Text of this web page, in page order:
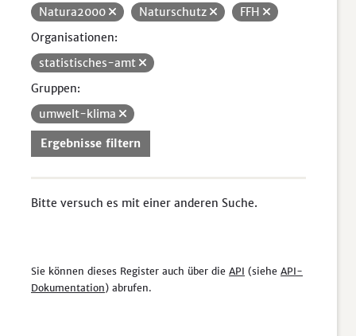
Natura2000
Naturschutz
FFH
Organisationen:
statistisches-amt
Gruppen:
umwelt-klima
Ergebnisse filtern
Bitte versuch es mit einer anderen Suche.
Sie können dieses Register auch über die API (siehe API-
Dokumentation) abrufen.